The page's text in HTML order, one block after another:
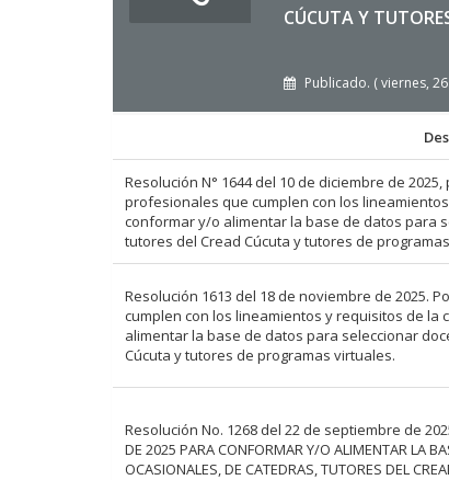
CÚCUTA Y
Publicado. ( viernes,
Resolución N° 1644 del 10 de diciembre de
profesionales que cumplen con los
conformar y/o alimentar la base de datos para
tutores del Cread Cúcuta y tutores de
Resolución 1613 del 18 de noviembre de 2025.
cumplen con los lineamientos y requisitos de la
alimentar la base de datos para seleccionar
Cúcuta y tutores de programas virtuales.
Resolución No. 1268 del 22 de septiembre de
DE 2025 PARA CONFORMAR Y/O ALIMENTAR LA
OCASIONALES, DE CATEDRAS, TUTORES DEL